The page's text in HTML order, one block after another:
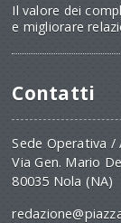
Il valore dei
e migliorare
Contatti
Sede Operativa
Via Gen. Mario
80035 Nola (NA)